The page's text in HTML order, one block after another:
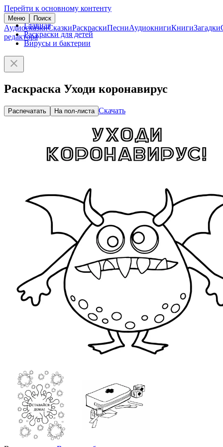
Перейти к основному контенту
Меню Поиск
АудиосказкиСказкиРаскраскиПесниАудиокнигиКнигиЗагадки
редактора
Главная
Раскраски для детей
Вирусы и бактерии
Раскраска Уходи коронавирус
Распечатать На пол-листа Скачать